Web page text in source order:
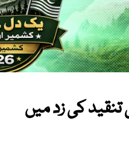
تنقید کی زد میں